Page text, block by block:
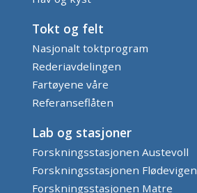
Tokt og felt
Nasjonalt toktprogram
Rederiavdelingen
Fartøyene våre
Referanseflåten
Lab og stasjoner
Forskningsstasjonen Austevoll
Forskningsstasjonen Flødevigen
Forskningsstasjonen Matre